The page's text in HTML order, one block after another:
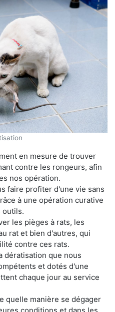
en mesure de trouver
contre les rongeurs, afin
nos opération.
faire profiter d'une vie sans
à une opération curative
outils.
les pièges à rats, les
rat et bien d'autres, qui
contre ces rats.
dératisation que nous
et dotés d'une
chaque jour au service
quelle manière se dégager